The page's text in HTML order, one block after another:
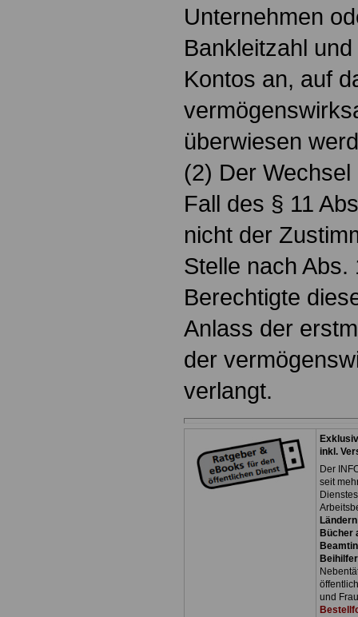
Unternehmen
Bankleitzahl
Kontos an, auf
überwiesen
(2) Der
Fall des § 11
nicht der
Stelle nach
Berechtigte
Anlass der
der
verlangt.
inkl.
Der
seit
Ländern
Bücher
und